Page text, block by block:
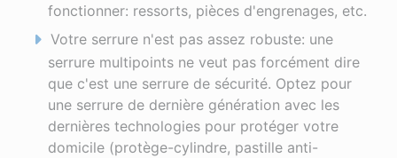
fonctionner: ressorts, pièces d'engrenages, etc.
Votre serrure n'est pas assez robuste: une
serrure multipoints ne veut pas forcément dire
que c'est une serrure de sécurité. Optez pour
une serrure de dernière génération avec les
dernières technologies pour protéger votre
domicile (protège-cylindre, pastille anti-